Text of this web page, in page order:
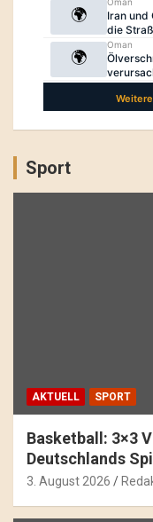
Sport
AKTUELL SPORT
Basketball: 3×3
Deutschlands
3. August 2026